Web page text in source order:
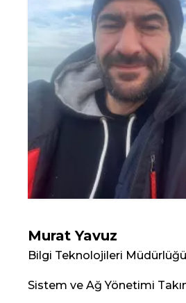
Murat Yavuz
Bilgi Teknolojileri Müdürlüğü
Sistem ve Ağ Yönetimi